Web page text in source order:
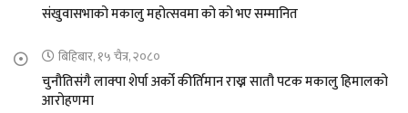
संखुवासभाको मकालु महोत्सवमा को को भए सम्मानित
बिहिबार, १५ चैत्र, २०८०
चुनौतिसंगै लाक्पा शेर्पा अर्को कीर्तिमान राख्न सातौ पटक मकालु हिमालको
आरोहणमा